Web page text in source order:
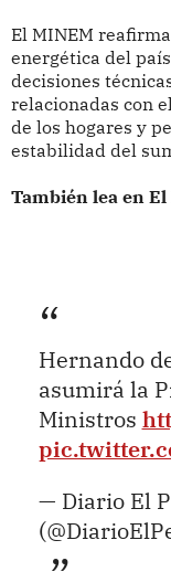
El MINEM
energética del
decisiones
relacionadas con
de los hogares y
estabilidad del
También lea en
Hernando
asumirá la
Ministros
— Diario El